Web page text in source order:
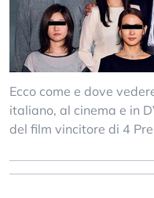
Ecco come e dove
italiano, al cinema e in
del film vincitore di 4